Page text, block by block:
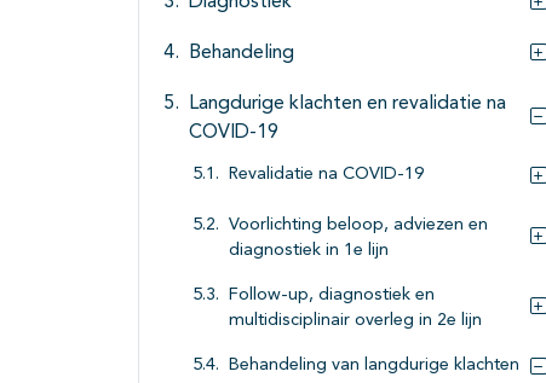
Behandeling
Langdurige klachten en revalidatie na
COVID-19
Revalidatie na COVID-19
Voorlichting beloop, adviezen en
diagnostiek in 1e lijn
Follow-up, diagnostiek en
multidisciplinair overleg in 2e lijn
Behandeling van langdurige klachten